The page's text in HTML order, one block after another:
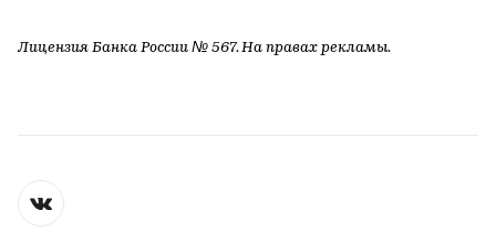
Лицензия Банка России № 567. На правах рекламы.